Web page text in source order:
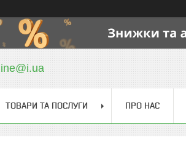
ТОВАРИ ТА ПОСЛУГИ ПРО НАС